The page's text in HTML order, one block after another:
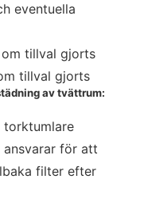
eventuella
tillval gjorts
tillval gjorts
av tvättrum:
torktumlare
för att
filter efter